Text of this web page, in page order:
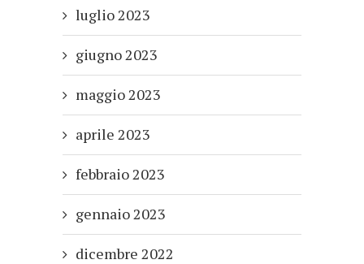
luglio 2023
giugno 2023
maggio 2023
aprile 2023
febbraio 2023
gennaio 2023
dicembre 2022